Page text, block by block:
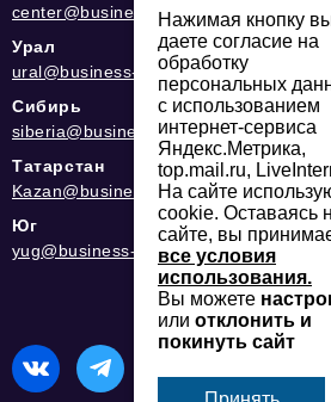
center@business-magazine.online
Урал
ural@business-magazine.online
Сибирь
siberia@business-magazine.online
Татарстан
Kazan@business-magazine.online
Юг
yug@business-magazine.online
Нажимая кнопку
даете согласие на
обработку
персональных
с использованием
интернет-сервиса
Яндекс.Метрика,
top.mail.ru,
На сайте
cookie. Оставаясь
сайте, вы
все условия
использования.
Вы можете
или отклонить и
покинуть сайт